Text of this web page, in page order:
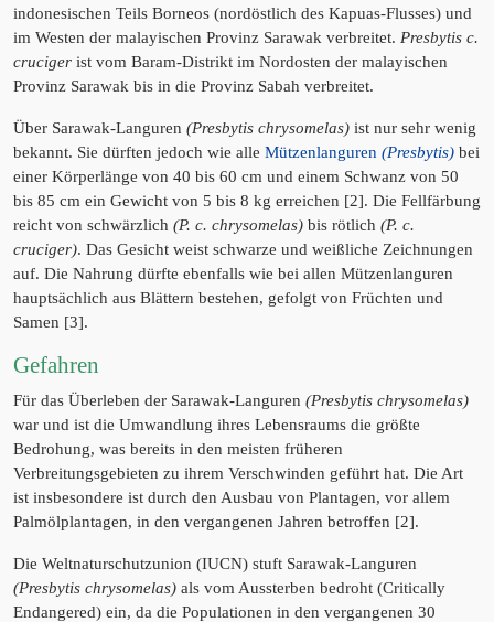
indonesischen Teils Borneos (nordöstlich des Kapuas-Flusses) und
im Westen der malayischen Provinz Sarawak verbreitet. Presbytis c.
cruciger ist vom Baram-Distrikt im Nordosten der malayischen
Provinz Sarawak bis in die Provinz Sabah verbreitet.
Über Sarawak-Languren (Presbytis chrysomelas) ist nur sehr wenig
bekannt. Sie dürften jedoch wie alle Mützenlanguren (Presbytis) bei
einer Körperlänge von 40 bis 60 cm und einem Schwanz von 50
bis 85 cm ein Gewicht von 5 bis 8 kg erreichen [2]. Die Fellfärbung
reicht von schwärzlich (P. c. chrysomelas) bis rötlich (P. c.
cruciger). Das Gesicht weist schwarze und weißliche Zeichnungen
auf. Die Nahrung dürfte ebenfalls wie bei allen Mützenlanguren
hauptsächlich aus Blättern bestehen, gefolgt von Früchten und
Samen [3].
Gefahren
Für das Überleben der Sarawak-Languren (Presbytis chrysomelas)
war und ist die Umwandlung ihres Lebensraums die größte
Bedrohung, was bereits in den meisten früheren
Verbreitungsgebieten zu ihrem Verschwinden geführt hat. Die Art
ist insbesondere ist durch den Ausbau von Plantagen, vor allem
Palmölplantagen, in den vergangenen Jahren betroffen [2].
Die Weltnaturschutzunion (IUCN) stuft Sarawak-Languren
(Presbytis chrysomelas) als vom Aussterben bedroht (Critically
Endangered) ein, da die Populationen in den vergangenen 30